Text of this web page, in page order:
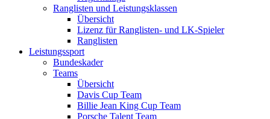
Ranglisten und Leistungsklassen
Übersicht
Lizenz für Ranglisten- und LK-Spieler
Ranglisten
Leistungssport
Bundeskader
Teams
Übersicht
Davis Cup Team
Billie Jean King Cup Team
Porsche Talent Team